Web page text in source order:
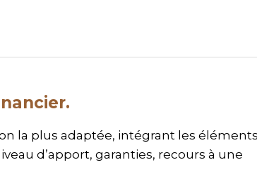
la plus adaptée, intégrant les
d’apport, garanties, recours à une